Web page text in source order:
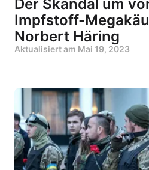
Der Skandal um
Impfstoff-
Norbert Häring
Aktualisiert am Mai 19, 2023